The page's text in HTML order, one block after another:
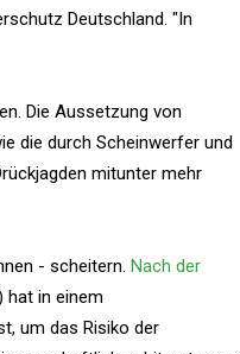
Deutschland. "In
Die Aussetzung von
die durch Scheinwerfer und
mitunter mehr
- scheitern. Nach der
hat in einem
um das Risiko der